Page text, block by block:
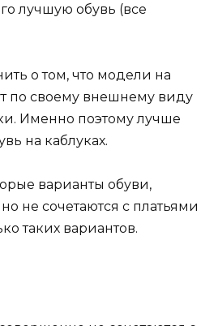
о том, что модели на
по своему внешнему виду
Именно поэтому лучше
на каблуках.
варианты обуви,
не сочетаются с платьями
таких вариантов.